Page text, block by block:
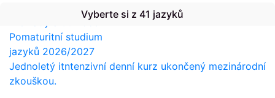
Překlady a tlumočení
Vyberte si z 41 jazyků
Pomaturitní studium
jazyků 2026/2027
Jednoletý itntenzivní denní kurz ukončený mezinárodní
zkouškou.